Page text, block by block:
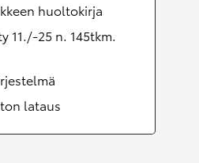
huoltokirja
11./-25 n. 145tkm.
lataus